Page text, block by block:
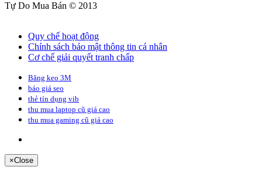
Tự Do Mua Bán © 2013
Quy chế hoạt động
Chính sách bảo mật thông tin cá nhân
Cơ chế giải quyết tranh chấp
Băng keo 3M
báo giá seo
thẻ tín dụng vib
thu mua laptop cũ giá cao
thu mua gaming cũ giá cao
×Close